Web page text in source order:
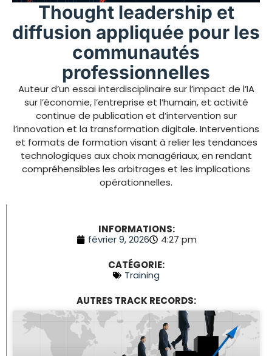
Thought leadership et
diffusion appliquée pour les
communautés
professionnelles
Auteur d’un essai interdisciplinaire sur l’impact de l’IA
sur l’économie, l’entreprise et l’humain, et activité
continue de publication et d’intervention sur
l’innovation et la transformation digitale. Interventions
et formats de formation visant à relier les tendances
technologiques aux choix managériaux, en rendant
compréhensibles les arbitrages et les implications
opérationnelles.
INFORMATIONS:
février 9, 2026
4:27 pm
CATÉGORIE:
Training
AUTRES TRACK RECORDS: